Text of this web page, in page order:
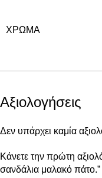
ΧΡΏΜΑ
Αξιολογήσεις
Δεν υπάρχει καμία
Κάνετε την πρώτη
σανδάλια μαλακό πάτο.”